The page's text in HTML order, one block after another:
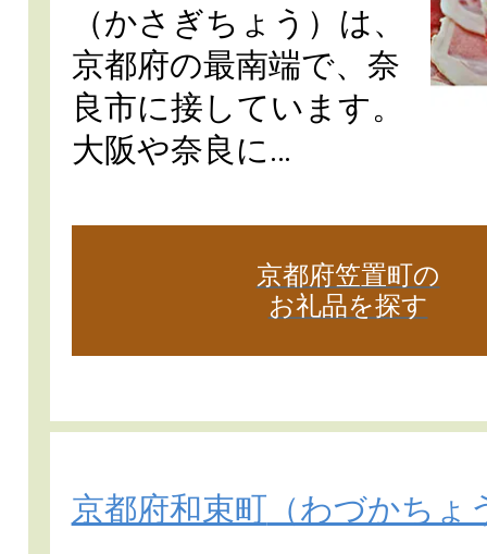
（かさぎちょう）は、
京都府の最南端で、奈
良市に接しています。
大阪や奈良に…
京都府笠置町の
お礼品を探す
京都府和束町 （わづかちょ